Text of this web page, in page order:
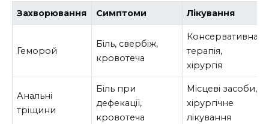
Захворювання Симптоми Лікування
Геморой
Біль, свербіж,
кровотеча
Консервативна
терапія,
хірургія
Анальні
тріщини
Біль при
дефекації,
кровотеча
Місцеві засоби,
хірургічне
лікування